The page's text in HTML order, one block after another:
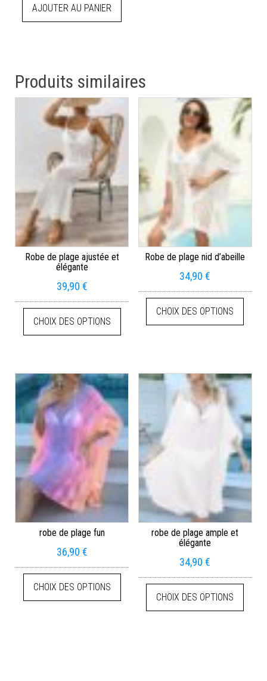
AJOUTER AU PANIER
Produits similaires
Robe de plage ajustée et
élégante
39,90 €
CHOIX DES OPTIONS
Robe de plage nid d’abeille
34,90€
CHOIX DES OPTIONS
robe de plage fun
36,90 €
CHOIX DES OPTIONS
robe de plage ample et
élégante
34,90€
CHOIX DES OPTIONS